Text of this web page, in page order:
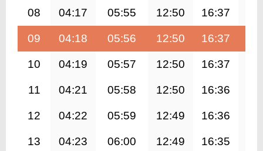
08 04:17 05:55 12:50 16:37
09 04:18 05:56 12:50 16:37
10 04:19 05:57 12:50 16:37
11 04:21 05:58 12:50 16:36
12 04:22 05:59 12:49 16:36
13 04:23 06:00 12:49 16:35